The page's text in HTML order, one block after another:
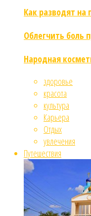
Как разводят
Облегчить боль
Народная
здоровье
красота
культура
Карьера
Отдых
увлечения
Путешествия